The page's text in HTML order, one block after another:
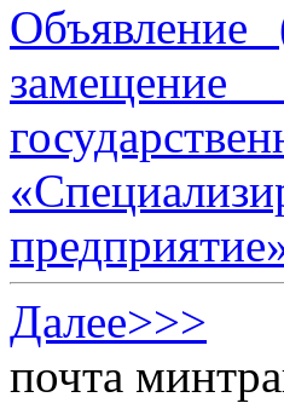
Далее>>>
почта